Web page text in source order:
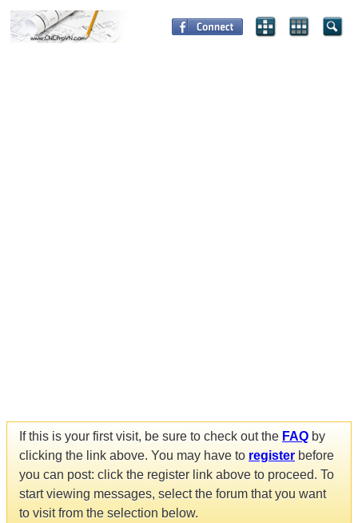
If this is your first visit, be sure to check out the FAQ by
clicking the link above. You may have to register before
you can post: click the register link above to proceed. To
start viewing messages, select the forum that you want
to visit from the selection below.